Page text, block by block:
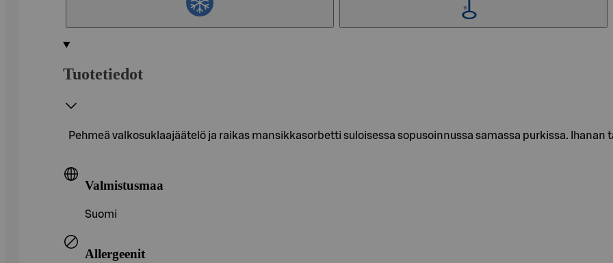
Tuotetiedot
Pehmeä valkosuklaajäätelö ja raikas mansikkasorbetti suloisessa sopusoinnussa samassa purkissa.
Valmistusmaa
Suomi
Allergeenit